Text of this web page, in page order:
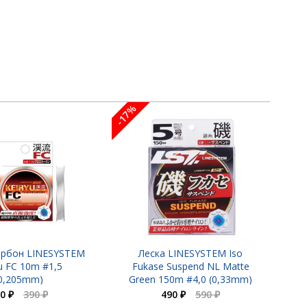
LINESYSTEM
FC 10m #1,5
₽
390 ₽
-17%
Леска LINESYSTEM Iso
Fukase Suspend NL Matte
Green 150m #4,0 (0,33mm)
490 ₽
590 ₽